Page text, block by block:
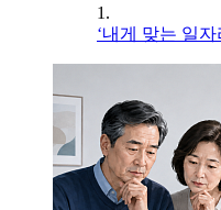
1.
‘내게 맞는 일